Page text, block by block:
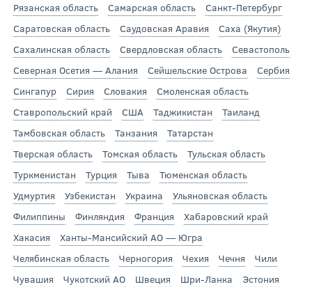
Рязанская область
Самарская область
Санкт-Петербург
Саратовская область
Саудовская Аравия
Саха (Якутия)
Сахалинская область
Свердловская область
Севастополь
Северная Осетия — Алания
Сейшельские Острова
Сербия
Сингапур
Сирия Словакия
Смоленская область
Ставропольский край
США Таджикистан
Таиланд
Тамбовская область
Танзания
Татарстан
Тверская область
Томская область
Тульская область
Туркменистан
Турция Тыва
Тюменская область
Удмуртия
Узбекистан Украина
Ульяновская область
Филиппины
Финляндия Франция
Хабаровский край
Хакасия
Ханты-Мансийский АО — Югра
Челябинская область
Черногория Чехия Чечня
Чили
Чувашия
Чукотский АО Швеция Шри-Ланка
Эстония